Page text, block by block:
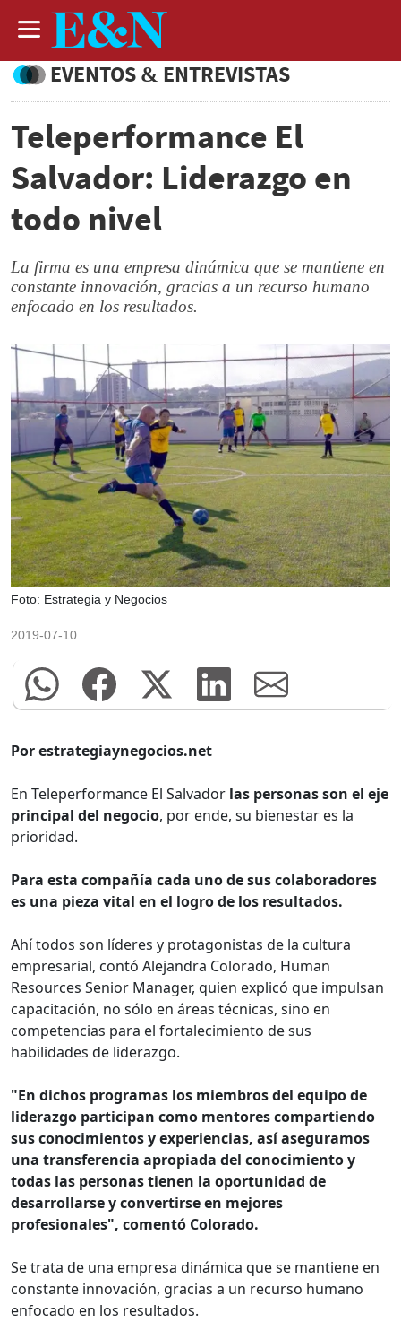
EVENTOS & ENTREVISTAS
Teleperformance El
Salvador: Liderazgo en
todo nivel
La firma es una empresa dinámica que se mantiene en
constante innovación, gracias a un recurso humano
enfocado en los resultados.
Foto: Estrategia y Negocios
2019-07-10
Por estrategiaynegocios.net
En Teleperformance El Salvador las personas son el eje
principal del negocio, por ende, su bienestar es la
prioridad.
Para esta compañía cada uno de sus colaboradores
es una pieza vital en el logro de los resultados.
Ahí todos son líderes y protagonistas de la cultura
empresarial, contó Alejandra Colorado, Human
Resources Senior Manager, quien explicó que impulsan
capacitación, no sólo en áreas técnicas, sino en
competencias para el fortalecimiento de sus
habilidades de liderazgo.
"En dichos programas los miembros del equipo de
liderazgo participan como mentores compartiendo
sus conocimientos y experiencias, así aseguramos
una transferencia apropiada del conocimiento y
todas las personas tienen la oportunidad de
desarrollarse y convertirse en mejores
profesionales", comentó Colorado.
Se trata de una empresa dinámica que se mantiene en
constante innovación, gracias a un recurso humano
enfocado en los resultados.